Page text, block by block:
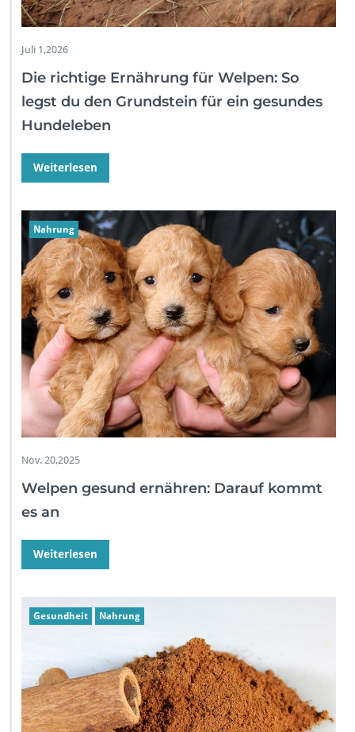
Juli 1,2026
Die richtige Ernährung für Welpen: So
legst du den Grundstein für ein gesundes
Hundeleben
Weiterlesen
Nahrung
Nov. 20,2025
Welpen gesund ernähren: Darauf kommt
es an
Weiterlesen
Gesundheit Nahrung